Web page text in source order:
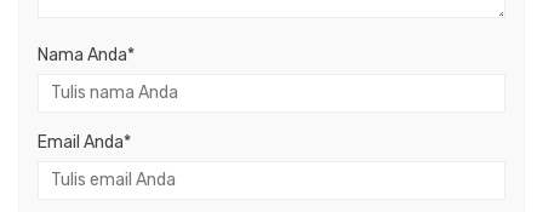
Nama Anda*
Email Anda*